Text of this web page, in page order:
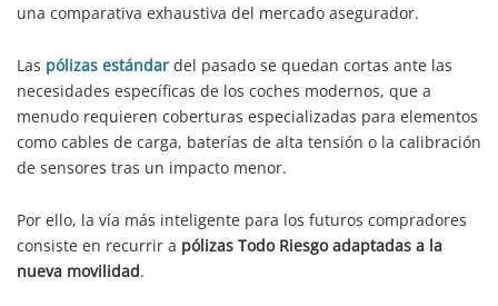
una comparativa exhaustiva del mercado asegurador.
Las pólizas estándar del pasado se quedan cortas ante las
necesidades específicas de los coches modernos, que a
menudo requieren coberturas especializadas para elementos
como cables de carga, baterías de alta tensión o la calibración
de sensores tras un impacto menor.
Por ello, la vía más inteligente para los futuros compradores
consiste en recurrir a pólizas Todo Riesgo adaptadas a la
nueva movilidad.